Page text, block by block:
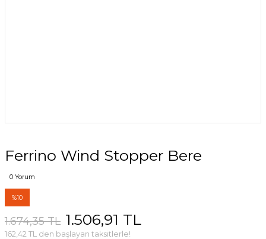
Ferrino Wind Stopper Bere
0 Yorum
%10
1.674,35 TL 1.506,91 TL
162,42 TL den başlayan taksitlerle!